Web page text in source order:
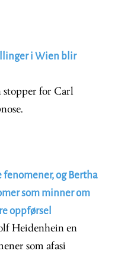
i Wien blir
stopper for Carl
og Bertha
som minner om
oppførsel
Heidenhein en
som afasi